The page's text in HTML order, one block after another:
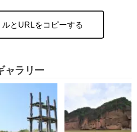
ルとURLをコピーする
ャラリー